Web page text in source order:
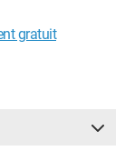
gratuit